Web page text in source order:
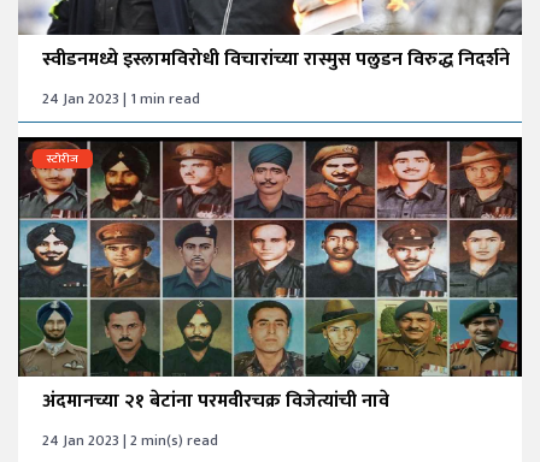
स्वीडनमध्ये इस्लामविरोधी विचारांच्या रास्मुस पलुडन विरुद्ध निदर्शने
24 Jan 2023 | 1 min read
स्टोरीज
अंदमानच्या २१ बेटांना परमवीरचक्र विजेत्यांची नावे
24 Jan 2023 | 2 min(s) read